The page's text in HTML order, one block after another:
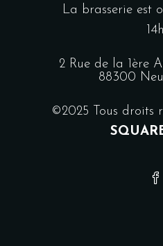
La brasserie est
14h
2 Rue de la 1ère
88300
©2025 Tous droits